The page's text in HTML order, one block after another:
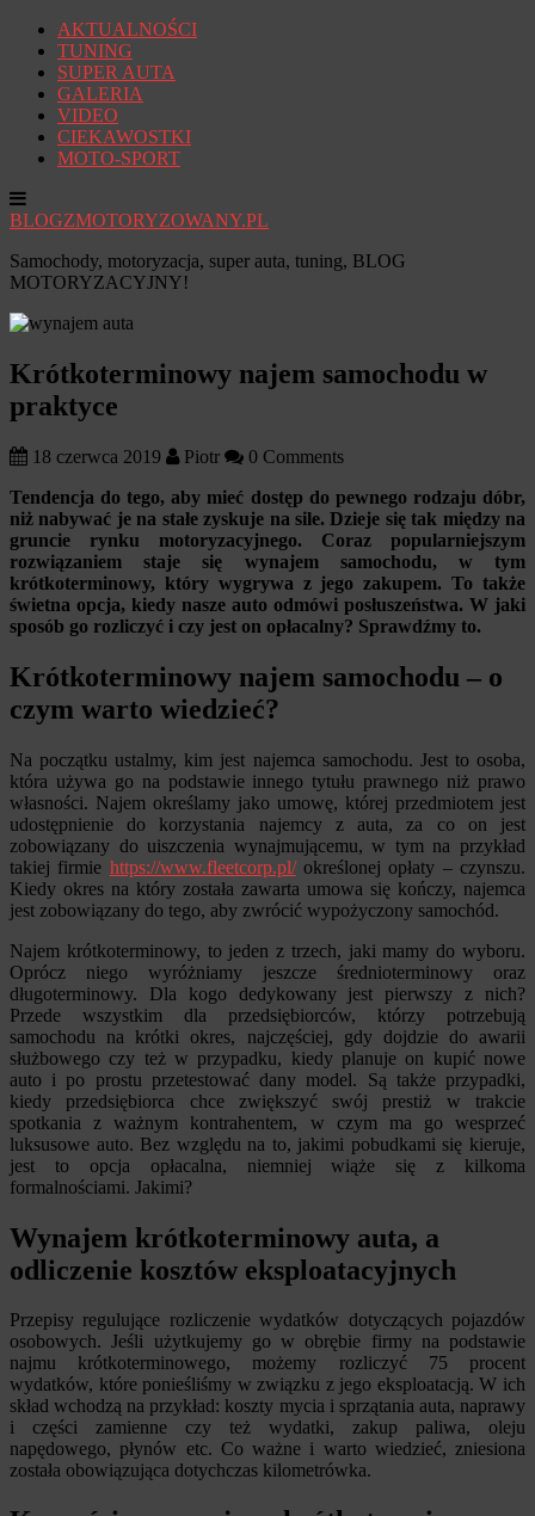
AKTUALNOŚCI
TUNING
SUPER AUTA
GALERIA
VIDEO
CIEKAWOSTKI
MOTO-SPORT
BLOGZMOTORYZOWANY.PL
Samochody, motoryzacja, super auta, tuning, BLOG
MOTORYZACYJNY!
Krótkoterminowy najem samochodu w
praktyce
18 czerwca 2019 Piotr
0 Comments
Tendencja do tego, aby mieć dostęp do pewnego rodzaju dóbr,
niż nabywać je na stałe zyskuje na sile. Dzieje się tak między na
gruncie rynku motoryzacyjnego. Coraz popularniejszym
rozwiązaniem staje się wynajem samochodu, w tym
krótkoterminowy, który wygrywa z jego zakupem. To także
świetna opcja, kiedy nasze auto odmówi posłuszeństwa. W jaki
sposób go rozliczyć i czy jest on opłacalny? Sprawdźmy to.
Krótkoterminowy najem samochodu – o
czym warto wiedzieć?
Na początku ustalmy, kim jest najemca samochodu. Jest to osoba,
która używa go na podstawie innego tytułu prawnego niż prawo
własności. Najem określamy jako umowę, której przedmiotem jest
udostępnienie do korzystania najemcy z auta, za co on jest
zobowiązany do uiszczenia wynajmującemu, w tym na przykład
takiej firmie https://www.fleetcorp.pl/określonej opłaty – czynszu.
Kiedy okres na który została zawarta umowa się kończy, najemca
jest zobowiązany do tego, aby zwrócić wypożyczony samochód.
Najem krótkoterminowy, to jeden z trzech, jaki mamy do wyboru.
Oprócz niego wyróżniamy jeszcze średnioterminowy oraz
długoterminowy. Dla kogo dedykowany jest pierwszy z nich?
Przede wszystkim dla przedsiębiorców, którzy potrzebują
samochodu na krótki okres, najczęściej, gdy dojdzie do awarii
służbowego czy też w przypadku, kiedy planuje on kupić nowe
auto i po prostu przetestować dany model. Są także przypadki,
kiedy przedsiębiorca chce zwiększyć swój prestiż w trakcie
spotkania z ważnym kontrahentem, w czym ma go wesprzeć
luksusowe auto. Bez względu na to, jakimi pobudkami się kieruje,
jest to opcja opłacalna, niemniej wiąże się z kilkoma
formalnościami. Jakimi?
Wynajem krótkoterminowy auta, a
odliczenie kosztów eksploatacyjnych
Przepisy regulujące rozliczenie wydatków dotyczących pojazdów
osobowych. Jeśli użytkujemy go w obrębie firmy na podstawie
najmu krótkoterminowego, możemy rozliczyć 75 procent
wydatków, które ponieśliśmy w związku z jego eksploatacją. W ich
skład wchodzą na przykład: koszty mycia i sprzątania auta, naprawy
i części zamienne czy też wydatki, zakup paliwa, oleju
napędowego, płynów etc. Co ważne i warto wiedzieć, zniesiona
została obowiązująca dotychczas kilometrówka.